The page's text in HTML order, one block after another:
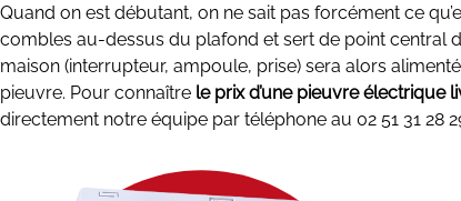
Quand on est débutant, on ne sait pas forcément ce
combles au-dessus du plafond et sert de point central
maison (interrupteur, ampoule, prise) sera alors
pieuvre. Pour connaître le prix d’une pieuvre électrique
directement notre équipe par téléphone au 02 51 31 28